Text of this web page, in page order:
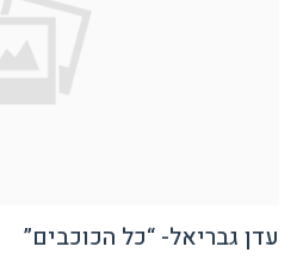
עדן גבריאל- “כל הכוכבים”